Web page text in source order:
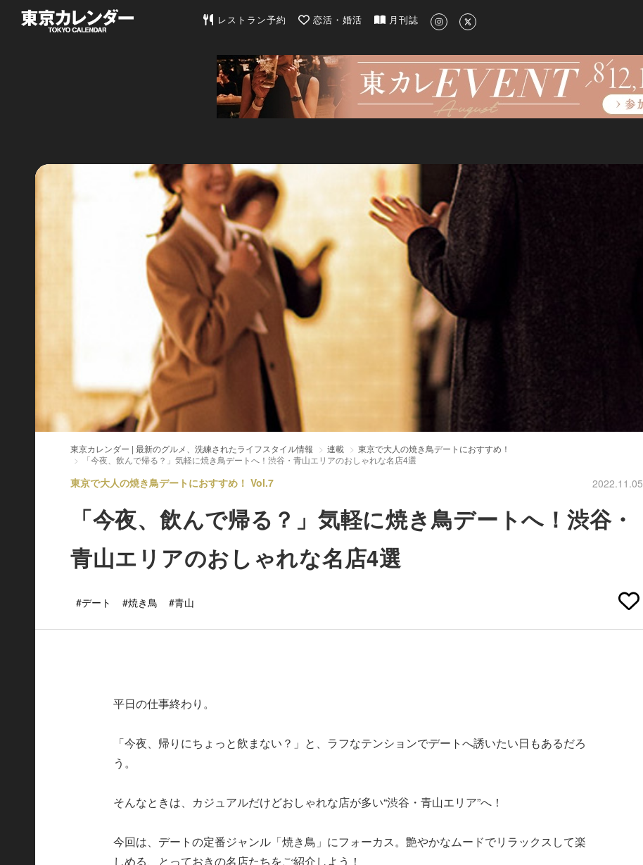
東京カレンダー | 最新のグルメ、洗練されたライフスタイル情報
レストラン予約 恋活・婚活 月刊誌
東京カレンダー | 最新のグルメ、洗練されたライフスタイル情報 連載
東京で大人の焼き鳥デートにおすすめ！
「今夜、飲んで帰る？」気軽に焼き鳥デートへ！渋谷・青山エリアのおしゃれな名店4選
東京で大人の焼き鳥デートにおすすめ！ Vol.7 2022.11.05
「今夜、飲んで帰る？」気軽に焼き鳥デートへ！渋谷・
青山エリアのおしゃれな名店4選
#デート #焼き鳥 #青山
平日の仕事終わり。
「今夜、帰りにちょっと飲まない？」と、ラフなテンションでデートへ誘いたい日もあるだろ
う。
そんなときは、カジュアルだけどおしゃれな店が多い“渋谷・青山エリア”へ！
今回は、デートの定番ジャンル「焼き鳥」にフォーカス。艶やかなムードでリラックスして楽
しめる、とっておきの名店たちをご紹介しよう！